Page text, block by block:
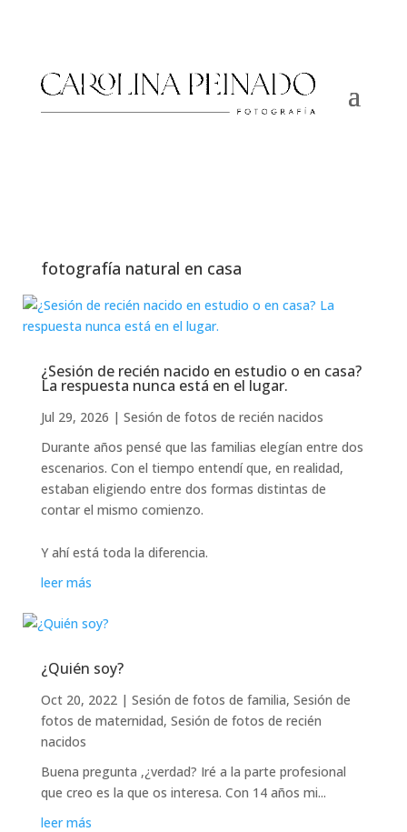
fotografía natural en casa
¿Sesión de recién nacido en estudio o en casa?
La respuesta nunca está en el lugar.
Jul 29, 2026 | Sesión de fotos de recién nacidos
Durante años pensé que las familias elegían entre dos
escenarios. Con el tiempo entendí que, en realidad,
estaban eligiendo entre dos formas distintas de
contar el mismo comienzo.
Y ahí está toda la diferencia.
leer más
¿Quién soy?
Oct 20, 2022| Sesión de fotos de familia, Sesión de
fotos de maternidad, Sesión de fotos de recién
nacidos
Buena pregunta ,¿verdad? Iré a la parte profesional
que creo es la que os interesa. Con 14 años mi...
leer más